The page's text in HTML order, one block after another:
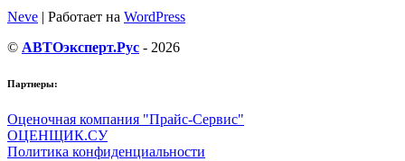
Neve | Работает на WordPress
© АВТОэксперт.Рус - 2026
Партнеры:
Оценочная компания "Прайс-Сервис"
ОЦЕНЩИК.СУ
Политика конфиденциальности